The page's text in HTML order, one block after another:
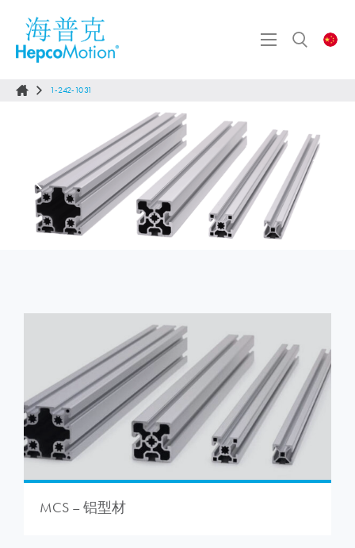
1-242-1031
MCS – 铝型材